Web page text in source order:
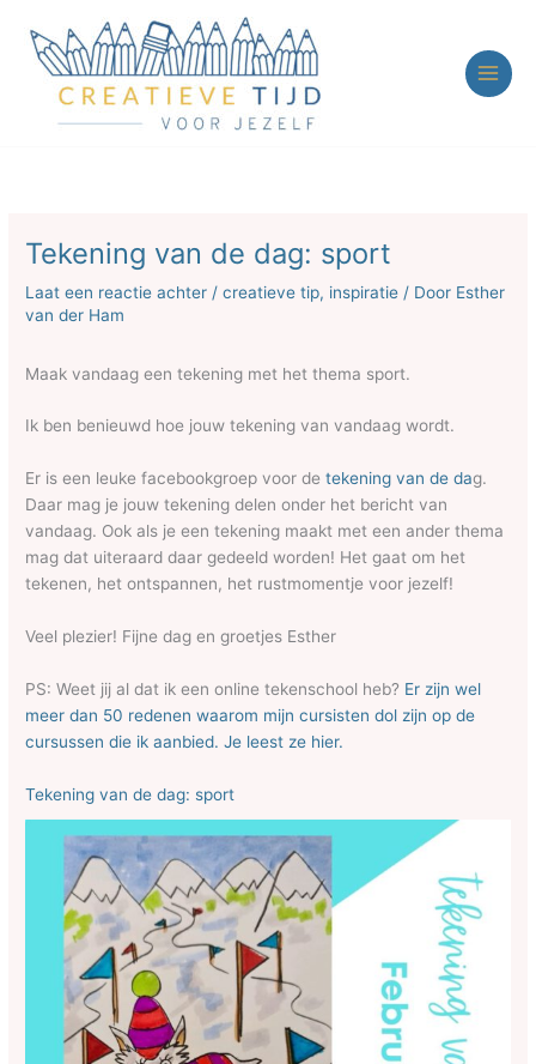
naar
Tekening van de dag: sport
Laat een reactie achter /creatieve tip, inspiratie / Door Esther
van der Ham
Maak vandaag een tekening met het thema sport.
Ik ben benieuwd hoe jouw tekening van vandaag wordt.
Er is een leuke facebookgroep voor detekening van de dag.
Daar mag je jouw tekening delen onder het bericht van
vandaag. Ook als je een tekening maakt met een ander thema
mag dat uiteraard daar gedeeld worden! Het gaat om het
tekenen, het ontspannen, het rustmomentje voor jezelf!
Veel plezier! Fijne dag en groetjes Esther
PS: Weet jij al dat ik een online tekenschool heb? Er zijn wel
meer dan 50 redenen waarom mijn cursisten dol zijn op de
cursussen die ik aanbied. Je leest ze hier.
Tekening van de dag: sport